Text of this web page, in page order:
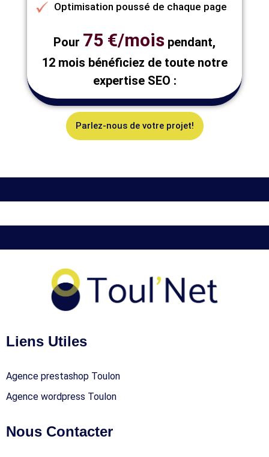
Optimisation poussé de chaque page
Pour 75 €/mois pendant,
12 mois bénéficiez de toute notre
expertise SEO :
Parlez-nous de votre projet!
Liens Utiles
Agence prestashop Toulon
Agence wordpress Toulon
Nous Contacter